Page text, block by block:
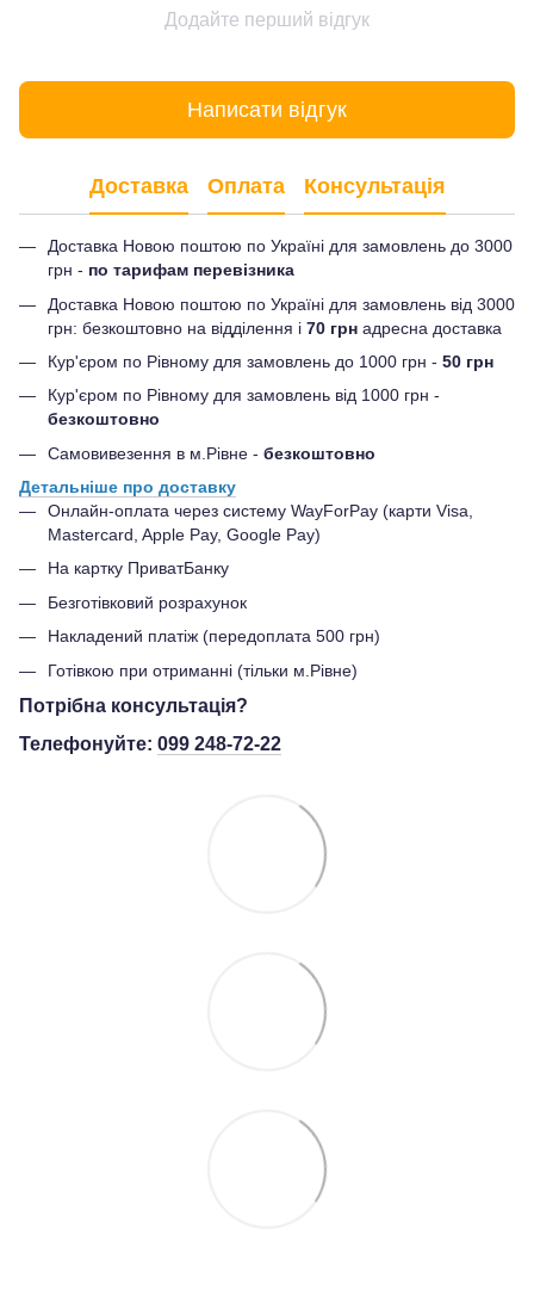
Додайте перший відгук
Написати відгук
Доставка Оплата Консультація
Доставка Новою поштою по Україні для замовлень до 3000
грн - по тарифам перевізника
Доставка Новою поштою по Україні для замовлень від 3000
грн: безкоштовно на відділення і 70 грн адресна доставка
Кур'єром по Рівному для замовлень до 1000 грн - 50 грн
Кур'єром по Рівному для замовлень від 1000 грн -
безкоштовно
Самовивезення в м.Рівне - безкоштовно
Детальніше про доставку
Онлайн-оплата через систему WayForPay (карти Visa,
Mastercard, Apple Pay, Google Pay)
На картку ПриватБанку
Безготівковий розрахунок
Накладений платіж (передоплата 500 грн)
Готівкою при отриманні (тільки м.Рівне)
Потрібна консультація?
Телефонуйте: 099 248-72-22